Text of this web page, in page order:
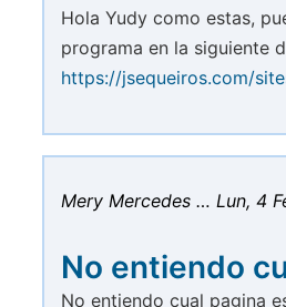
Hola Yudy como estas,
programa en la siguiente
https://jsequeiros.com/
Mery Mercedes … Lun, 4
No entiendo
No entiendo cual pagina